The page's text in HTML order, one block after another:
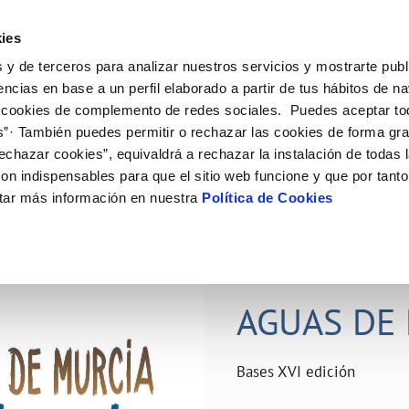
y de terceros para analizar nuestros servicios y mostrarte
en base a un perfil elaborado a partir de tus hábitos de
de complemento de redes sociales. Puedes aceptar
También puedes permitir o rechazar las cookies de forma
cookies”, equivaldrá a rechazar la instalación de todas
indispensables para que el sitio web funcione y que por
más información en nuestra Política de Cookies
de titular
de suministro
MODIFICACIÓN DE DATOS
Actualizar datos bancários
Actualizar datos de
VER TODAS LAS GESTIONES
Tu Servicio
AL CLIENTE
contacto
COMPROMISO DE SERVICIO
Carta de compromisos
Customer Counsel (Defensa del
Tu Agua
del agua
consumidor
CUIDADOS DEL AGUA
Consejos de ahorro
Depósitos comunitarios
comunitarios
Conócenos
DE GESTIÓN Y CERTIFICADOS
PERFIL DEL CONTRATANTE
Plataforma de contratación del
público
Licitaciones en curso
AGUAS
Bases XVI edición